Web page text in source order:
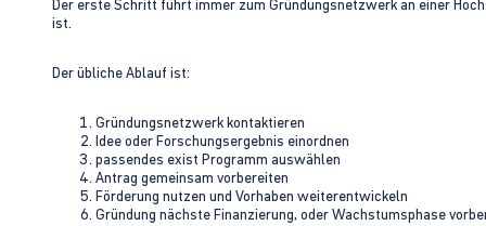
Der erste Schritt führt immer zum Gründungsnetzwerk an einer
ist.
Der übliche Ablauf ist:
Gründungsnetzwerk kontaktieren
Idee oder Forschungsergebnis einordnen
passendes exist Programm auswählen
Antrag gemeinsam vorbereiten
Förderung nutzen und Vorhaben weiterentwickeln
Gründung nächste Finanzierung, oder Wachstumsphase